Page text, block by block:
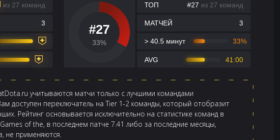
из 27 команд
3 #27
33%
ТОП #27 из 27 команд
МАТЧЕЙ 3
> 40.5 минут 33%
AVG 41:00
учитываются матчи только с лучшими командами
доступен переключатель на Tier 1-2 команды, который отобразит
Рейтинг основывается исключительно на статистике команд в
of the, в последнем патче 7.41 либо за последние месяцы,
не применяются.